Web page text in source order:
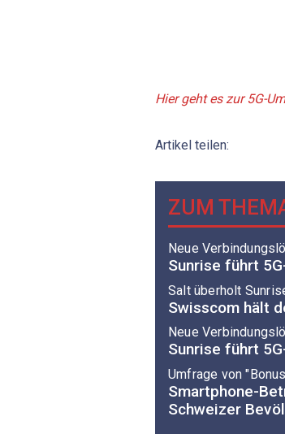
Hier geht es zur 5G-
Artikel teilen:
ZUM
Neue
Sunrise führt
Salt überholt
Swisscom hält
Neue
Sunrise führt
Umfrage von
Smartphone-
Schweizer